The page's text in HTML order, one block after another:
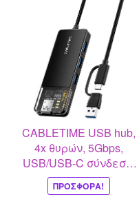
CABLETIME USB hub,
4x θυρών, 5Gbps,
USB/USB-C σύνδεση,
μαύρο
ΠΡΟΣΦΟΡΆ!